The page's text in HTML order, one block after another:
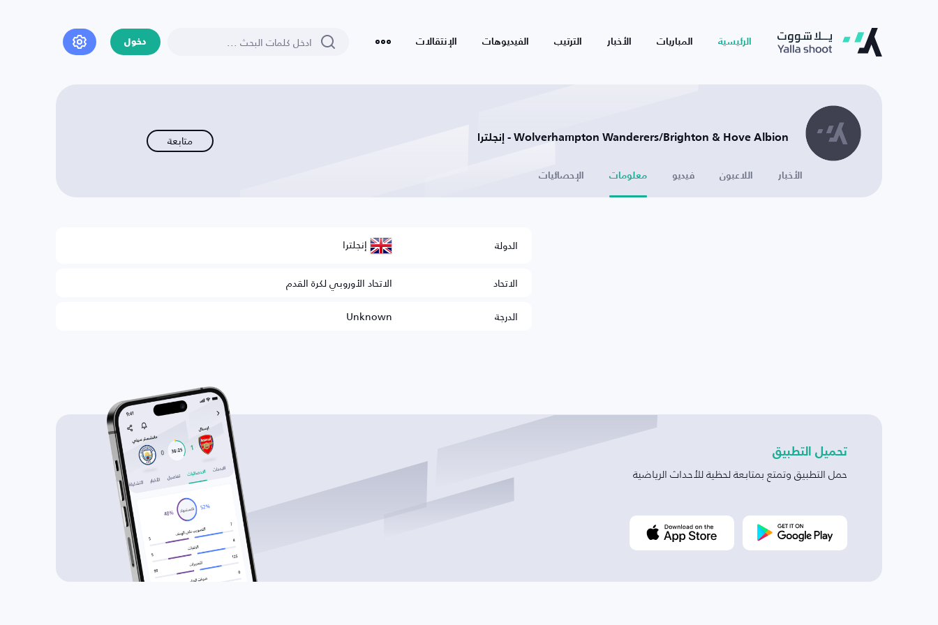
الرئيسية المباريات الأخبار الترتيب الفيديوهات الإنتقالات دخول
Wolverhampton Wanderers/Brighton & Hove Albion - إنجلترا متابعة
الأخبار اللاعبون فيديو معلومات الإحصائيات
الدولة إنجلترا
الاتحاد
الاتحاد الأوروبي لكرة القدم
الدرجة
Unknown
تحميل التطبيق
حمل التطبيق وتمتع بمتابعة لحظية للأحداث الرياضية